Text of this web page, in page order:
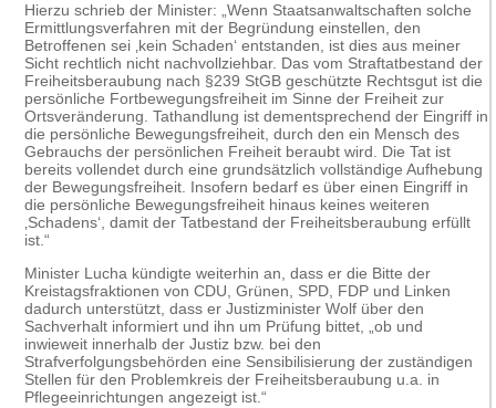
Hierzu schrieb der Minister: „Wenn Staatsanwaltschaften solche
Ermittlungsverfahren mit der Begründung einstellen, den
Betroffenen sei ‚kein Schaden‘ entstanden, ist dies aus meiner
Sicht rechtlich nicht nachvollziehbar. Das vom Straftatbestand der
Freiheitsberaubung nach §239 StGB geschützte Rechtsgut ist die
persönliche Fortbewegungsfreiheit im Sinne der Freiheit zur
Ortsveränderung. Tathandlung ist dementsprechend der Eingriff in
die persönliche Bewegungsfreiheit, durch den ein Mensch des
Gebrauchs der persönlichen Freiheit beraubt wird. Die Tat ist
bereits vollendet durch eine grundsätzlich vollständige Aufhebung
der Bewegungsfreiheit. Insofern bedarf es über einen Eingriff in
die persönliche Bewegungsfreiheit hinaus keines weiteren
‚Schadens‘, damit der Tatbestand der Freiheitsberaubung erfüllt
ist.“
Minister Lucha kündigte weiterhin an, dass er die Bitte der
Kreistagsfraktionen von CDU, Grünen, SPD, FDP und Linken
dadurch unterstützt, dass er Justizminister Wolf über den
Sachverhalt informiert und ihn um Prüfung bittet, „ob und
inwieweit innerhalb der Justiz bzw. bei den
Strafverfolgungsbehörden eine Sensibilisierung der zuständigen
Stellen für den Problemkreis der Freiheitsberaubung u.a. in
Pflegeeinrichtungen angezeigt ist.“